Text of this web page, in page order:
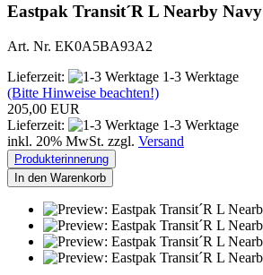
Eastpak Transit´R L Nearby Navy
Art. Nr. EK0A5BA93A2
Lieferzeit:
1-3 Werktage
(Bitte Hinweise beachten!)
205,00 EUR
Lieferzeit:
1-3 Werktage
inkl. 20% MwSt. zzgl. Versand
Produkterinnerung
In den Warenkorb